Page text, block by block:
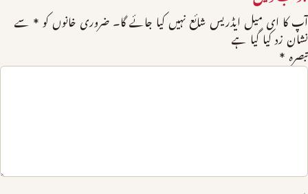
آپ کا ای میل ایڈریس شائع نہیں کیا جائے گا۔ ضروری خانوں کو * سے
نشان زد کیا گیا ہے
تبصرہ *